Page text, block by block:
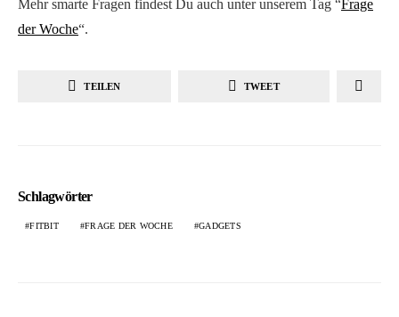
Mehr smarte Fragen findest Du auch unter unserem Tag “ Frage
der Woche“.
TEILEN TWEET
Schlagwörter
FITBIT FRAGE DER WOCHE GADGETS